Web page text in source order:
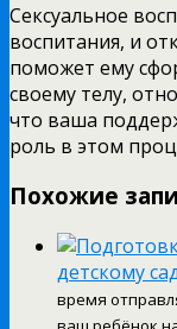
Сексуальное
воспитания, и
поможет ему
своему телу,
что ваша
роль в этом
Похожие
детскому
время